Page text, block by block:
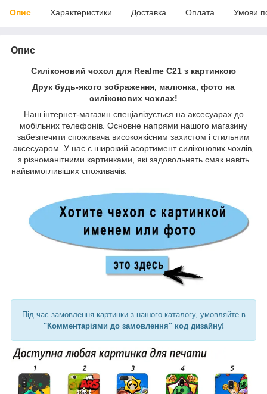
Опис Характеристики Доставка Оплата Умови
Опис
Силіконовий чохол для Realme C21 з картинкою
Друк будь-якого зображення, малюнка, фото на
силіконових чохлах!
Наш інтернет-магазин спеціалізується на аксесуарах до
мобільних телефонів. Основне напрями нашого магазину
забезпечити споживача високоякісним захистом і стильним
аксесуаром. У нас є широкий асортимент силіконових чохлів,
з різноманітними картинками, які задовольнять смак навіть
найвимогливіших споживачів.
Під час замовлення картинки з нашого каталогу, умовляйте в
"Комментаріями до замовлення" код дизайну!